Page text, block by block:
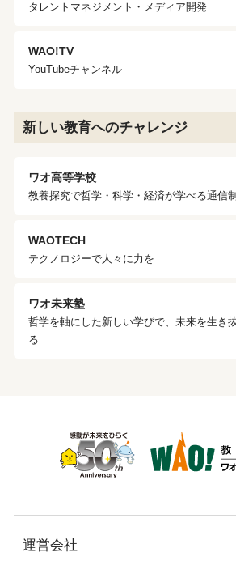
タレントマネジメント・メディア開発
WAO!TV
YouTubeチャンネル
新しい教育へのチャレンジ
ワオ高等学校
教養探究で哲学・科学・経済が学べる通信
WAOTECH
テクノロジーで人々に力を
ワオ未来塾
哲学を軸にした新しい学びで、未来を生き
る
運営会社